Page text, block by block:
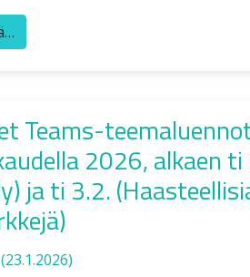
Teams-
2026, alkaen
ja ti 3.2.
(23.1.2026)